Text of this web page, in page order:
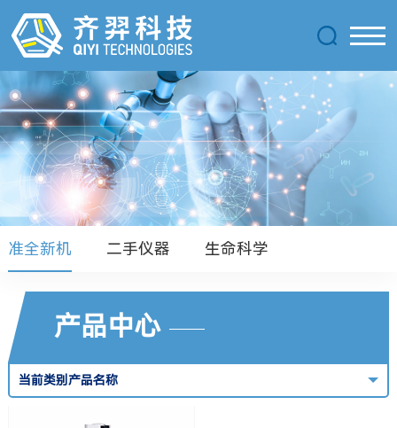
准全新机 二手仪器 生命科学
产品中心
当前类别产品名称